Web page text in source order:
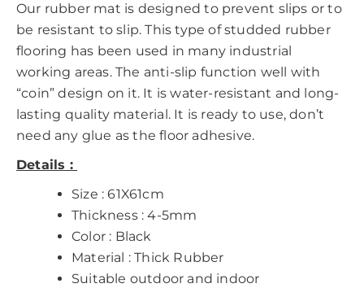
Our rubber mat is designed to prevent slips or to
be resistant to slip. This type of studded rubber
flooring has been used in many industrial
working areas. The anti-slip function well with
“coin” design on it. It is water-resistant and long-
lasting quality material. It is ready to use, don’t
need any glue as the floor adhesive.
Details :
Size : 61X61cm
Thickness : 4-5mm
Color : Black
Material : Thick Rubber
Suitable outdoor and indoor